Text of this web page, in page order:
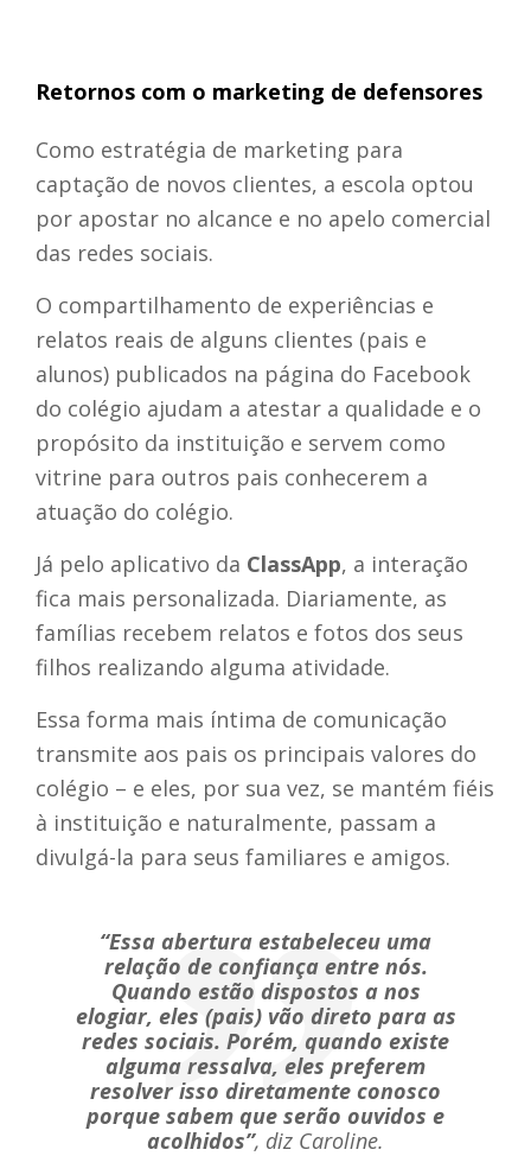
Retornos com o marketing de defensores
Como estratégia de marketing para
captação de novos clientes, a escola optou
por apostar no alcance e no apelo comercial
das redes sociais.
O compartilhamento de experiências e
relatos reais de alguns clientes (pais e
alunos) publicados na página do Facebook
do colégio ajudam a atestar a qualidade e o
propósito da instituição e servem como
vitrine para outros pais conhecerem a
atuação do colégio.
Já pelo aplicativo da ClassApp, a interação
fica mais personalizada. Diariamente, as
famílias recebem relatos e fotos dos seus
filhos realizando alguma atividade.
Essa forma mais íntima de comunicação
transmite aos pais os principais valores do
colégio – e eles, por sua vez, se mantém fiéis
à instituição e naturalmente, passam a
divulgá-la para seus familiares e amigos.
“Essa abertura estabeleceu uma
relação de confiança entre nós.
Quando estão dispostos a nos
elogiar, eles (pais) vão direto para as
redes sociais. Porém, quando existe
alguma ressalva, eles preferem
resolver isso diretamente conosco
porque sabem que serão ouvidos e
acolhidos”, diz Caroline.